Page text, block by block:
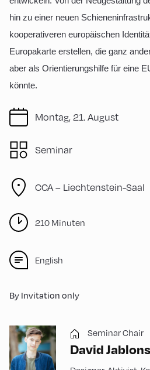
Montag, 21. August
Seminar
CCA – Liechtenstein-Saal
210 Minuten
English
By Invitation only
hin zu einer neuen
kooperativeren europäischen
Europakarte erstellen, die ganz
aber als Orientierungshilfe für eine
könnte.
Seminar Chair
David